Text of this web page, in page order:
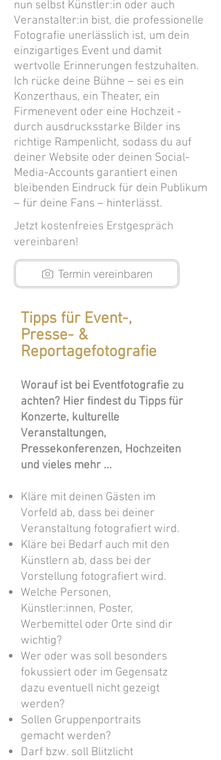
nun selbst Künstler:in oder auch
Veranstalter:in bist, die professionelle
Fotografie unerlässlich ist, um dein
einzigartiges Event und damit
wertvolle Erinnerungen festzuhalten.
Ich rücke deine Bühne – sei es ein
Konzerthaus, ein Theater, ein
Firmenevent oder eine Hochzeit -
durch ausdrucksstarke Bilder ins
richtige Rampenlicht, sodass du auf
deiner Website oder deinen Social-
Media-Accounts garantiert einen
bleibenden Eindruck für dein Publikum
– für deine Fans – hinterlässt.
​Jetzt kostenfreies Erstgespräch
vereinbaren!
Termin vereinbaren
Tipps für Event-,
Presse- &
Reportagefotografie
Worauf ist bei Eventfotografie zu
achten? Hier findest du Tipps für
Konzerte, kulturelle
Veranstaltungen,
Pressekonferenzen, Hochzeiten
und vieles mehr ...
Kläre mit deinen Gästen im
Vorfeld ab, dass bei deiner
Veranstaltung fotografiert wird.
Kläre bei Bedarf auch mit den
Künstlern ab, dass bei der
Vorstellung fotografiert wird.
Welche Personen,
Künstler:innen, Poster,
Werbemittel oder Orte sind dir
wichtig?
Wer oder was soll besonders
fokussiert oder im Gegensatz
dazu eventuell nicht gezeigt
werden?
Sollen Gruppenportraits
gemacht werden?
Darf bzw. soll Blitzlicht